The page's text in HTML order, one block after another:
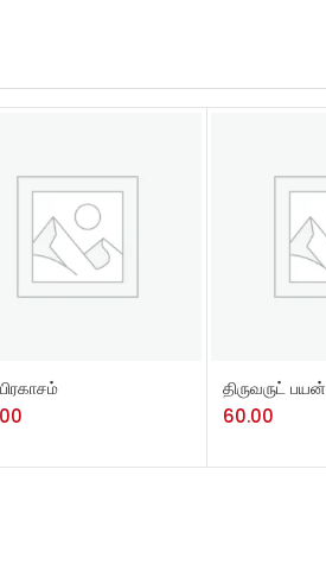
திருவருட் பயன்
60.00